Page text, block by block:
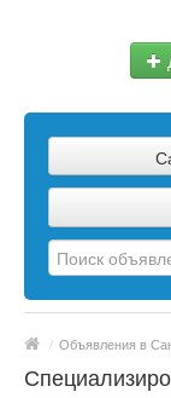
/ Объявления в